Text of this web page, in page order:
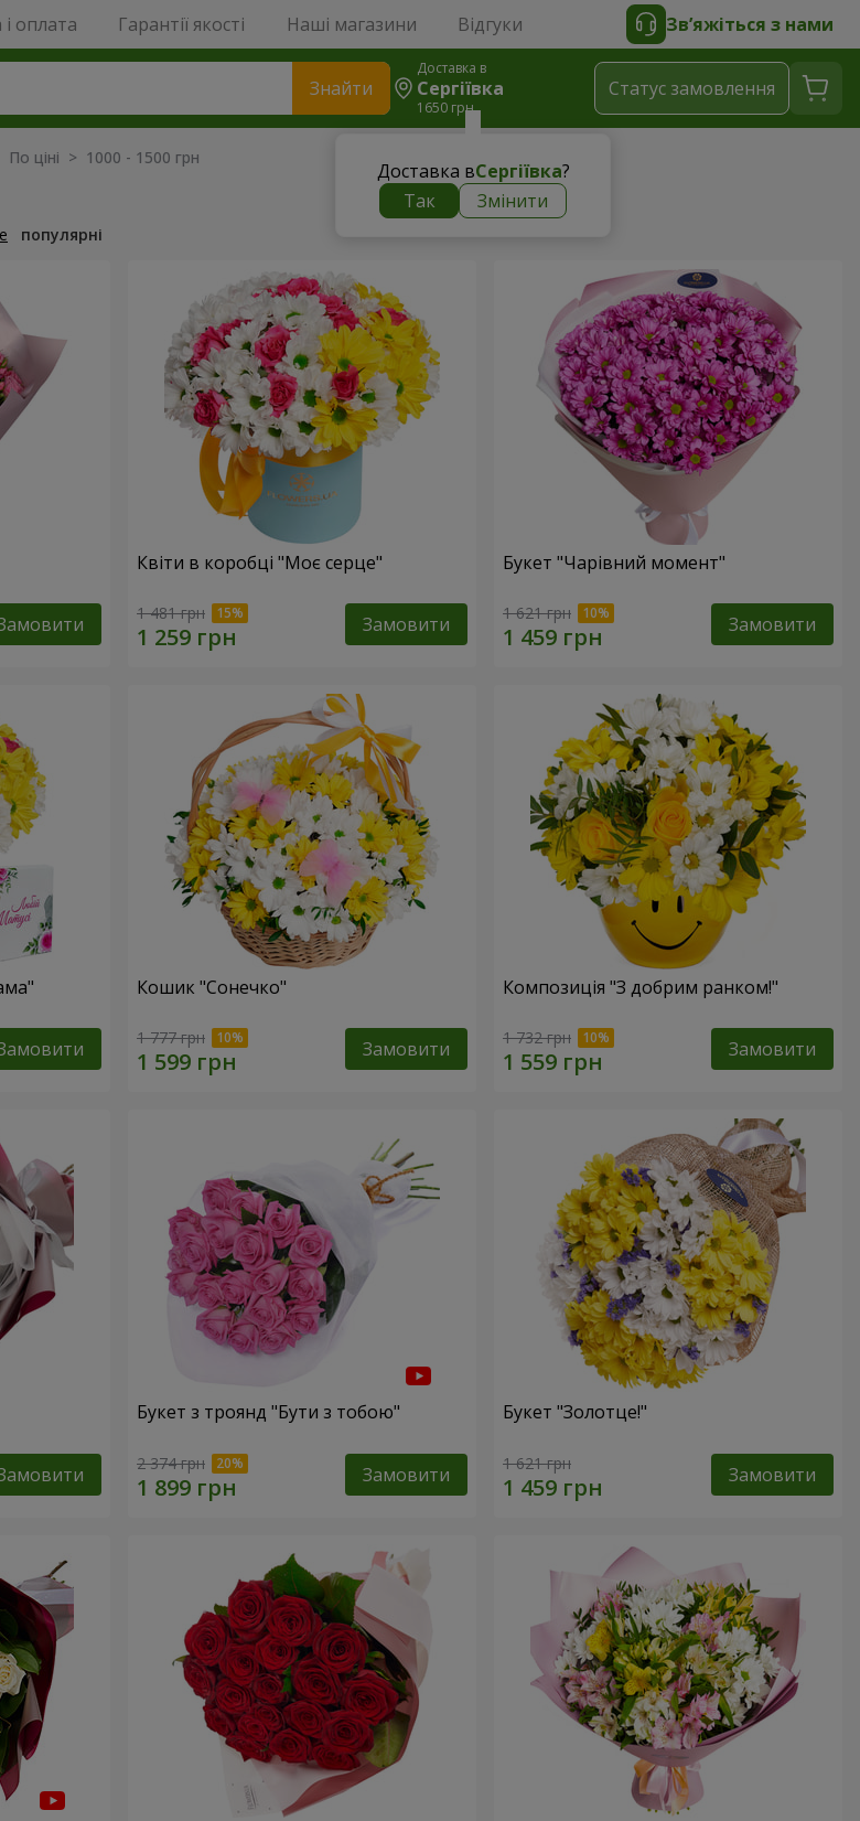
оплата Гарантії якості Наші магазини Відгуки Зв’яжіться з нами
Знайти
Доставка в
Сергіївка
1650 грн
Доставка вСергіївка?
Так
Змінити
Статус замовлення
По ціні > 1000 - 1500 грн
популярні
Квіти в коробці "Моє серце"
1 481 грн Замовити
Букет "Чарівний момент"
1 621 грн Замовити
Кошик "Сонечко"
1 777 грн Замовити
Композиція "З добрим ранком!"
1 732 грн Замовити
Букет з троянд "Бути з тобою"
2 374 грн Замовити
Букет "Золотце!"
1 621 грн Замовити